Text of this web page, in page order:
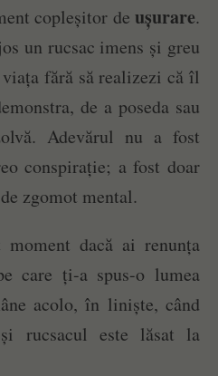
copleșitor de ușurare.
un rucsac imens și greu
fără să realizezi că îl
de a poseda sau
Adevărul nu a fost
conspirație; a fost doar
zgomot mental.
dacă ai renunța
care ți-a spus-o lumea
acolo, în liniște, când
rucsacul este lăsat la